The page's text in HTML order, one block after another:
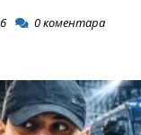
0коментара